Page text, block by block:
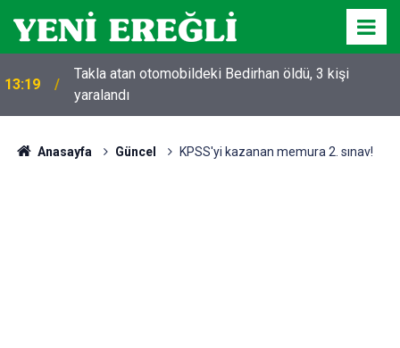
13:19
Takla atan otomobildeki Bedirhan öldü, 3 kişi
yaralandı
Anasayfa Güncel KPSS'yi kazanan memura 2. sınav!